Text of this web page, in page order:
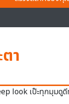
า